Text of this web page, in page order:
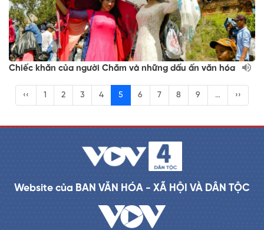
Chiếc khăn của người Chăm và những dấu ấn văn hóa
‹‹ 1 2 3 4 5 6 7 8 9 … ››
Website của BAN VĂN HÓA - XÃ HỘI VÀ DÂN TỘC